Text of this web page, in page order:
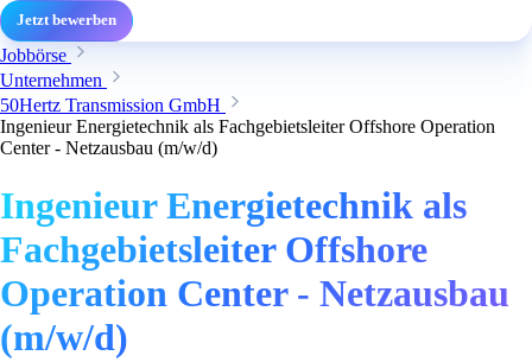
Jetzt bewerben
Jobbörse
Unternehmen
50Hertz Transmission GmbH
Ingenieur Energietechnik als Fachgebietsleiter Offshore Operation
Center - Netzausbau (m/w/d)
Ingenieur Energietechnik als
Fachgebietsleiter Offshore
Operation Center - Netzausbau
(m/w/d)